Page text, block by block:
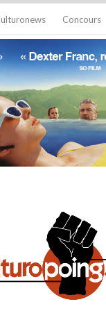
Concours